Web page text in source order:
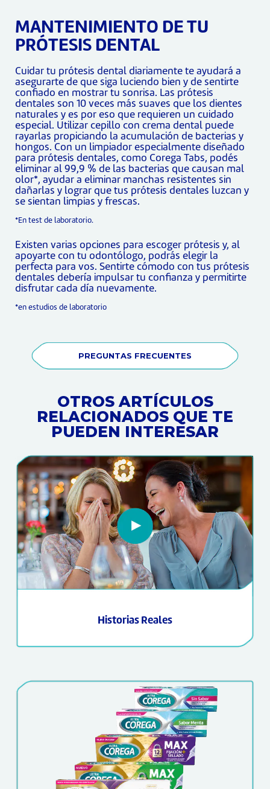
MANTENIMIENTO DE TU
PRÓTESIS DENTAL
Cuidar tu prótesis dental diariamente te ayudará a
asegurarte de que siga luciendo bien y de sentirte
confiado en mostrar tu sonrisa. Las prótesis
dentales son 10 veces más suaves que los dientes
naturales y es por eso que requieren un cuidado
especial. Utilizar cepillo con crema dental puede
rayarlas propiciando la acumulación de bacterias y
hongos. Con un limpiador especialmente diseñado
para prótesis dentales, como Corega Tabs, podés
eliminar al 99,9 % de las bacterias que causan mal
olor*, ayudar a eliminar manchas resistentes sin
dañarlas y lograr que tus prótesis dentales luzcan y
se sientan limpias y frescas.
*En test de laboratorio.
Existen varias opciones para escoger prótesis y, al
apoyarte con tu odontólogo, podrás elegir la
perfecta para vos. Sentirte cómodo con tus prótesis
dentales debería impulsar tu confianza y permitirte
disfrutar cada día nuevamente.
*en estudios de laboratorio
PREGUNTAS FRECUENTES
OTROS ARTÍCULOS
RELACIONADOS QUE TE
PUEDEN INTERESAR
Historias Reales